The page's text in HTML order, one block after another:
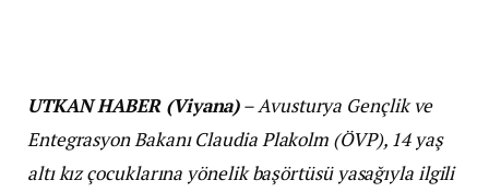
UTKAN HABER (Viyana)– Avusturya Gençlik ve
Entegrasyon Bakanı Claudia Plakolm (ÖVP), 14 yaş
altı kız çocuklarına yönelik başörtüsü yasağıyla ilgili